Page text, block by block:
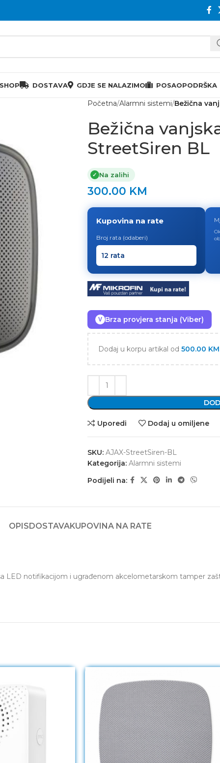
DOSTAVA GDJE SE NALAZIMO POSAOPODRŠKA
Početna Alarmni sistemi Bežična
Bežična
StreetSiren BL
✓ Na zalihi
300.00 KM
Kupovina na rate
Broj rata (odaberi)
V Brza provjera stanja (Viber)
Dodaj u korpu artikal od 500.00 KM
Uporedi Dodaj u omiljene
SKU: AJAX-StreetSiren-BL
Kategorija: Alarmni sistemi
Podijeli na:
OPISDOSTAVAKUPOVINA NA RATE
LED notifikacijom i ugrađenom akcelometarskom tamper